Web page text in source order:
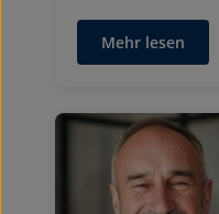
Mehr lesen